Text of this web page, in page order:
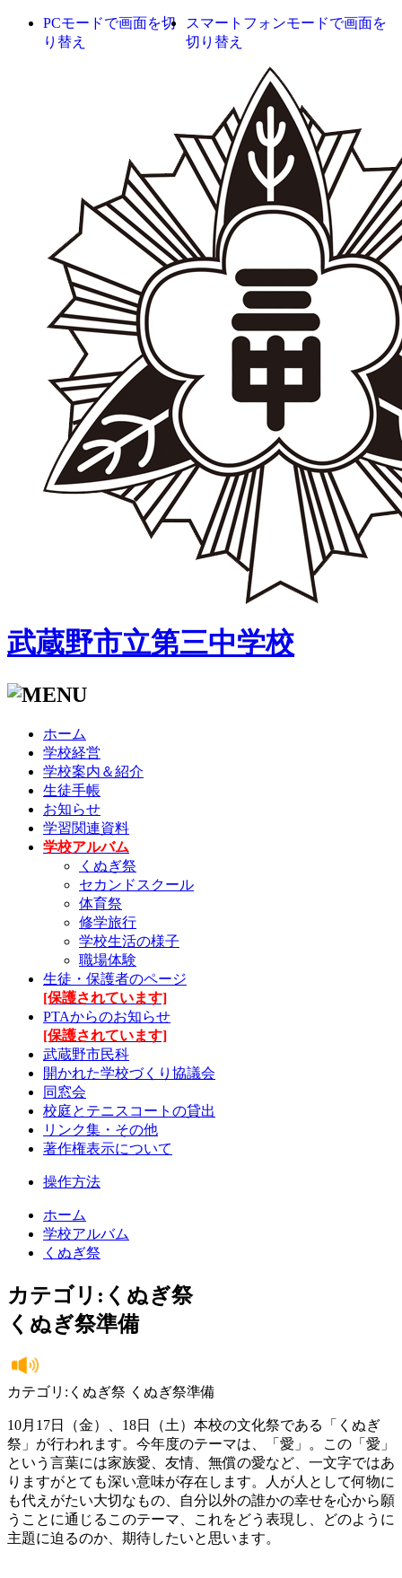
PCモードで画面を切
り替え
スマートフォンモードで画面を
切り替え
武蔵野市立第三中学校
ホーム
学校経営
学校案内＆紹介
生徒手帳
お知らせ
学習関連資料
学校アルバム
くぬぎ祭
セカンドスクール
体育祭
修学旅行
学校生活の様子
職場体験
生徒・保護者のページ
[保護されています]
PTAからのお知らせ
[保護されています]
武蔵野市民科
開かれた学校づくり協議会
同窓会
校庭とテニスコートの貸出
リンク集・その他
著作権表示について
操作方法
ホーム
学校アルバム
くぬぎ祭
カテゴリ:くぬぎ祭
くぬぎ祭準備
カテゴリ:くぬぎ祭 くぬぎ祭準備
10月17日（金）、18日（土）本校の文化祭である「くぬぎ
祭」が行われます。今年度のテーマは、「愛」。この「愛」
という言葉には家族愛、友情、無償の愛など、一文字ではあ
りますがとても深い意味が存在します。人が人として何物に
も代えがたい大切なもの、自分以外の誰かの幸せを心から願
うことに通じるこのテーマ、これをどう表現し、どのように
主題に迫るのか、期待したいと思います。